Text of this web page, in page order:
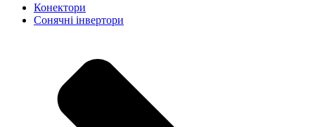
Конектори
Сонячні інвертори